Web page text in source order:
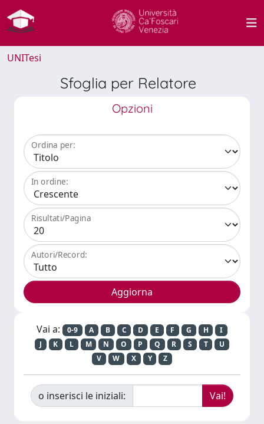
UNITesi
Sfoglia per Relatore
Opzioni
Ordina per:
In ordine:
Risultati/Pagina
Autori/Record:
Vai a: 0-9 A B C D E F G H
I
J
K L M N O P Q R S T
U
V
W X Y Z
o inserisci le iniziali: